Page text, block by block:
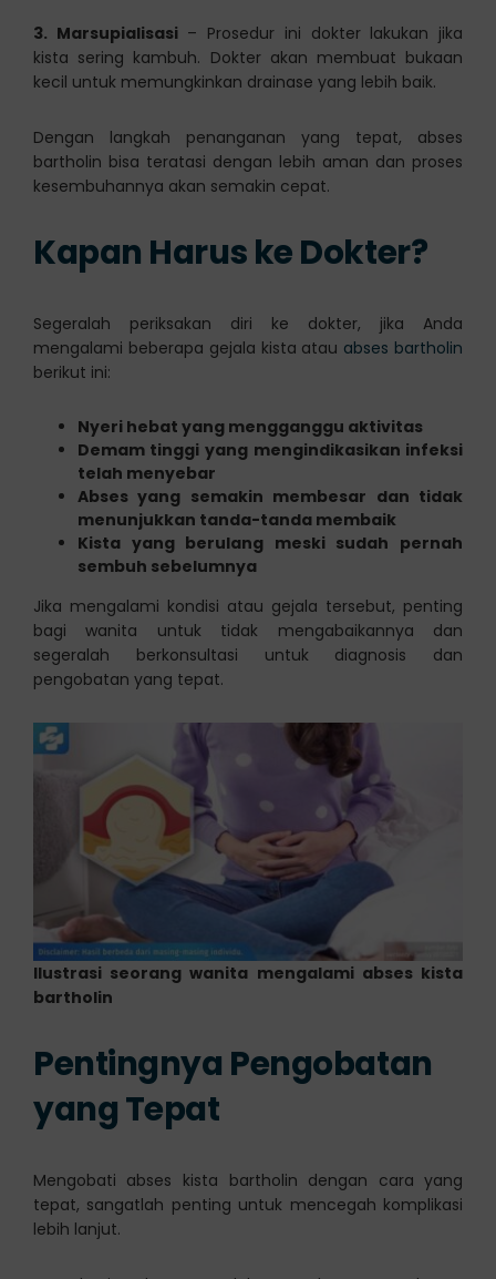
3. Marsupialisasi– Prosedur ini dokter lakukan jika
kista sering kambuh. Dokter akan membuat bukaan
kecil untuk memungkinkan drainase yang lebih baik.
Dengan langkah penanganan yang tepat, abses
bartholin bisa teratasi dengan lebih aman dan proses
kesembuhannya akan semakin cepat.
Kapan Harus ke Dokter?
Segeralah periksakan diri ke dokter, jika Anda
mengalami beberapa gejala kista atau abses bartholin
berikut ini:
Nyeri hebat yang mengganggu aktivitas
Demam tinggi yang mengindikasikan infeksi
telah menyebar
Abses yang semakin membesar dan tidak
menunjukkan tanda-tanda membaik
Kista yang berulang meski sudah pernah
sembuh sebelumnya
Jika mengalami kondisi atau gejala tersebut, penting
bagi wanita untuk tidak mengabaikannya dan
segeralah berkonsultasi untuk diagnosis dan
pengobatan yang tepat.
Ilustrasi seorang wanita mengalami abses kista
bartholin
Pentingnya Pengobatan
yang Tepat
Mengobati abses kista bartholin dengan cara yang
tepat, sangatlah penting untuk mencegah komplikasi
lebih lanjut.